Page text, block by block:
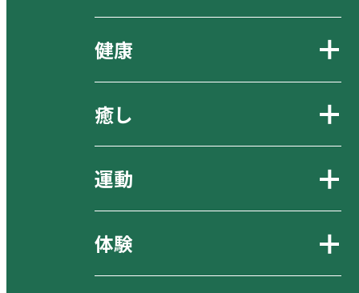
健康
癒し
運動
体験